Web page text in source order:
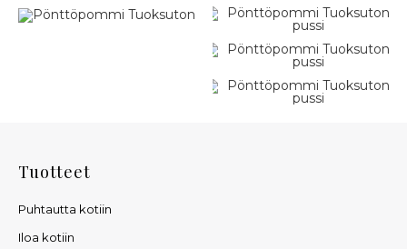
5.00/ 5
Tuotteet
Puhtautta kotiin
Iloa kotiin